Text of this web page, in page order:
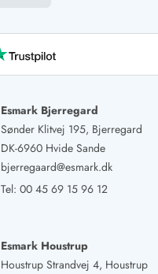
Esmark Bjerregard
Sønder Klitvej 195, Bjerregard
DK-6960 Hvide Sande
bjerregaard@esmark.dk
Tel: 00 45 69 15 96 12
Esmark Houstrup
Houstrup Strandvej 4, Houstrup